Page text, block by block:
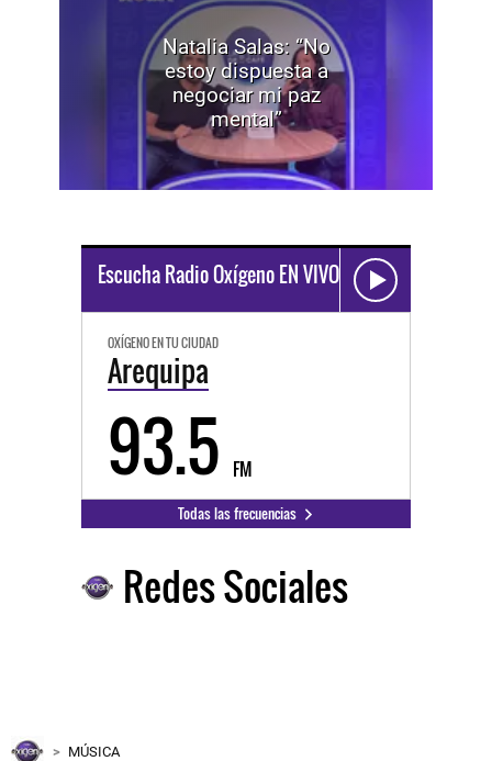
Natalia Salas: “No
estoy dispuesta a
negociar mi paz
mental”
Escucha Radio Oxígeno EN VIVO
OXÍGENO EN TU CIUDAD
Arequipa
93.5 FM
Todas las frecuencias
Redes Sociales
MÚSICA